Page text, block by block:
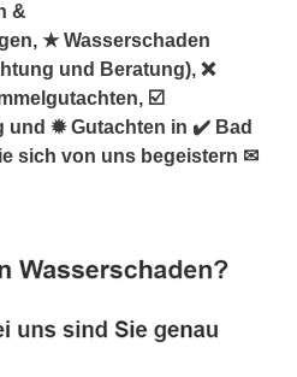
&
★ Wasserschaden
und Beratung), ❌
☑️
und ✹ Gutachten in ✔️ Bad
sich von uns begeistern ✉